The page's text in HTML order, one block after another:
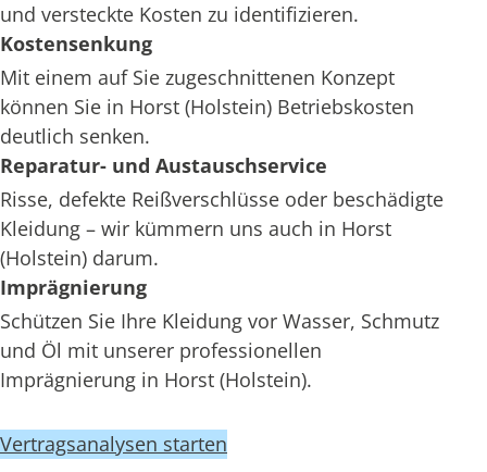
und versteckte Kosten zu identifizieren.
Kostensenkung
Mit einem auf Sie zugeschnittenen Konzept
können Sie in Horst (Holstein) Betriebskosten
deutlich senken.
Reparatur- und Austauschservice
Risse, defekte Reißverschlüsse oder beschädigte
Kleidung – wir kümmern uns auch in Horst
(Holstein) darum.
Imprägnierung
Schützen Sie Ihre Kleidung vor Wasser, Schmutz
und Öl mit unserer professionellen
Imprägnierung in Horst (Holstein).
Vertragsanalysen starten